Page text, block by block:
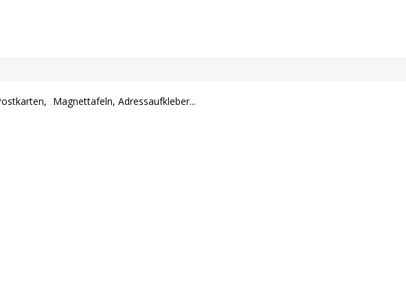
Magnettafeln, Adressaufkleber...